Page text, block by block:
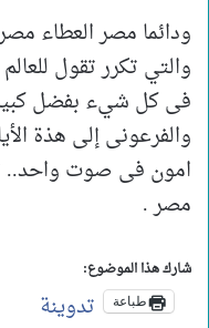
ودائما مصر العطاء
والتي تكرر تقول
فى كل شيء بفضل
والفرعونى إلى هذة
امون فى صوت واحد..
مصر .
شارك هذا الموضوع:
طباعة تدوينة